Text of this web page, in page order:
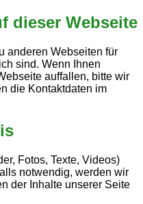
dieser Webseite
anderen Webseiten für
sind. Wenn Ihnen
auffallen, bitte wir
die Kontaktdaten im
Fotos, Texte, Videos)
notwendig, werden wir
der Inhalte unserer Seite